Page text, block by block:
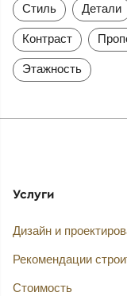
Стиль Детали
Контраст
Этажность
Услуги
Дизайн и
Рекомендации
Стоимость